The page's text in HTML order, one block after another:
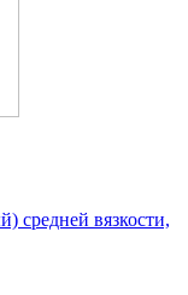
средней вязкости,